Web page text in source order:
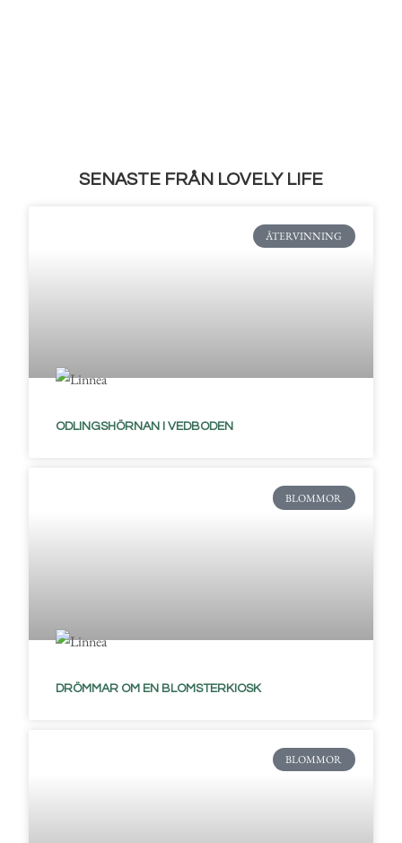
SENASTE FRÅN LOVELY LIFE
ÅTERVINNING
ODLINGSHÖRNAN I VEDBODEN
BLOMMOR
DRÖMMAR OM EN BLOMSTERKIOSK
BLOMMOR